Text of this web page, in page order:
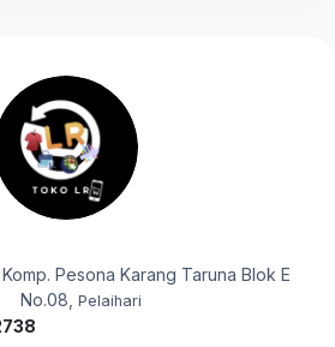
Pesona Karang Taruna Blok E
No.08 Pelaihari